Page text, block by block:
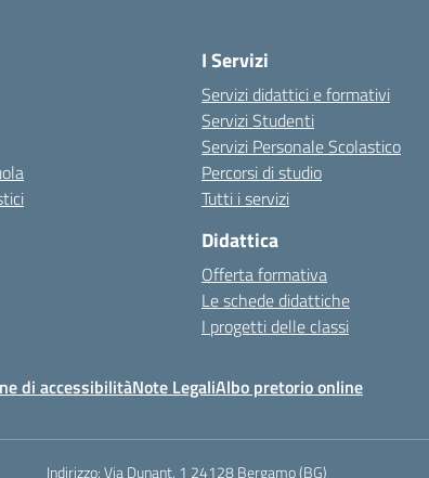
I Servizi
Servizi didattici e formativi
Servizi Studenti
Servizi Personale Scolastico
Percorsi di studio
Tutti i servizi
Didattica
Offerta formativa
Le schede didattiche
I progetti delle classi
di accessibilitàNote LegaliAlbo pretorio online
Indirizzo:Via Dunant, 1 24128 Bergamo (BG)